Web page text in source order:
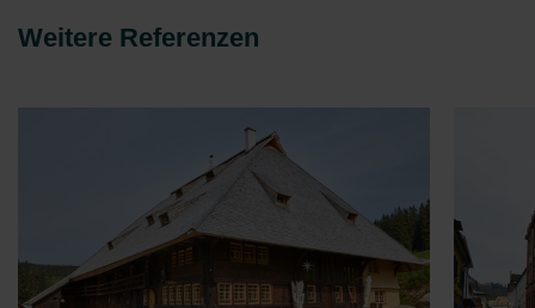
Weitere Referenzen